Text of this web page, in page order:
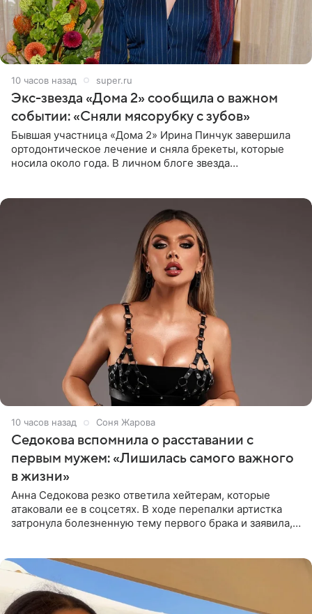
10 часов назад super.ru
Экс-звезда «Дома 2» сообщила о важном
событии: «Сняли мясорубку с зубов»
Бывшая участница «Дома 2» Ирина Пинчук завершила
ортодонтическое лечение и сняла брекеты, которые
носила около года. В личном блоге звезда
10 часов назад Соня Жарова
Седокова вспомнила о расставании с
первым мужем: «Лишилась самого важного
в жизни»
Анна Седокова резко ответила хейтерам, которые
атаковали ее в соцсетях. В ходе перепалки артистка
затронула болезненную тему первого брака и заявила,